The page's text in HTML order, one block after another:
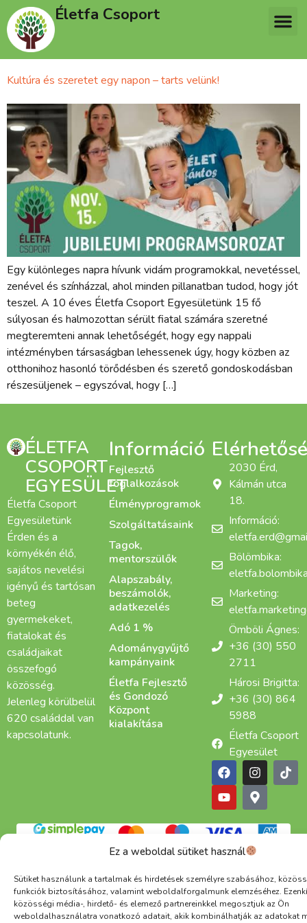
Ez a weboldal sütiket használ
Sütiket használunk a tartalmak és hirdetések személyre szabásához,
funkciók biztosításához, valamint weboldalforgalmunk elemzéséhez.
közösségi média-, hirdető- és elemező partnereinkkel megosztjuk az Ön
weboldalhasználatra vonatkozó adatait, akik kombinálhatják az adatokat
Életfa Csoport
Kultúra és szeretet egy napon – tarts velünk!
Egy különleges napra hívunk vidám programokkal, nevetéssel,
zenével és színházzal, ahol minden pillanatban tudod, hogy jót
teszel. A 10 éves Életfa Csoport Egyesületünk 15 fő
súlyosan és halmozottan sérült fiatal számára szeretné
megteremteni annak lehetőségét, hogy egy nappali
intézményben társaságban lehessenek úgy, hogy közben az
otthonihoz hasonló törődésben és szerető gondoskodásban
részesüljenek – egyszóval, hogy […]
ÉLETFA
CSOPORT
EGYESÜLET
Életfa Csoport
Egyesületünk
Érden és a
környékén élő,
sajátos nevelési
igényű és tartósan
beteg
gyermekeket,
fiatalokat és
családjaikat
összefogó
közösség.
Jelenleg körülbelül
620 családdal van
kapcsolatunk.
Információ
Fejlesztő
foglalkozások
Élményprogramok
Szolgáltatásaink
Tagok,
mentorszülők
Alapszabály,
beszámolók,
adatkezelés
Adó 1 %
Adománygyűjtő
kampányaink
Életfa Fejlesztő
és Gondozó
Központ
kialakítása
2030 Érd,
Kálmán utca
18.
Információ:
Bölömbika:
Marketing:
Ömböli Ágnes:
+36 (30) 550
2711
Hárosi Brigitta:
+36 (30) 864
5988
Életfa Csoport
Egyesület
Adatkezelési tájékoztatóCookieÁSZF
Minden jog fenntartva